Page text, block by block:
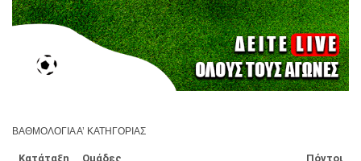
ΒΑΘΜΟΛΟΓΊΑ Α’ ΚΑΤΗΓΟΡΊΑΣ
Κατάταξη Ομάδες Πόντοι